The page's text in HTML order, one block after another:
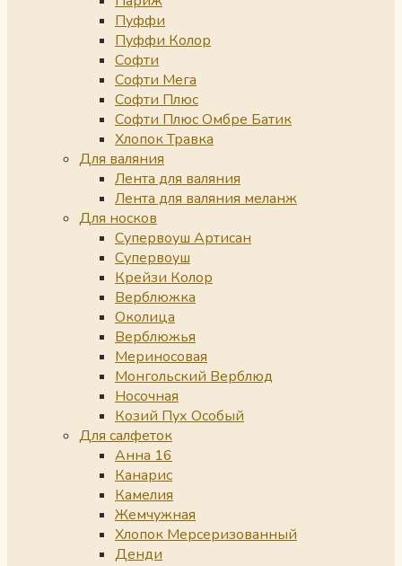
Пуффи
Пуффи Колор
Софти
Софти Мега
Софти Плюс
Софти Плюс Омбре Батик
Хлопок Травка
Для валяния
Лента для валяния
Лента для валяния меланж
Для носков
Супервоуш Артисан
Супервоуш
Крейзи Колор
Верблюжка
Околица
Верблюжья
Мериносовая
Монгольский Верблюд
Носочная
Козий Пух Особый
Для салфеток
Анна 16
Канарис
Камелия
Жемчужная
Хлопок Мерсеризованный
Денди